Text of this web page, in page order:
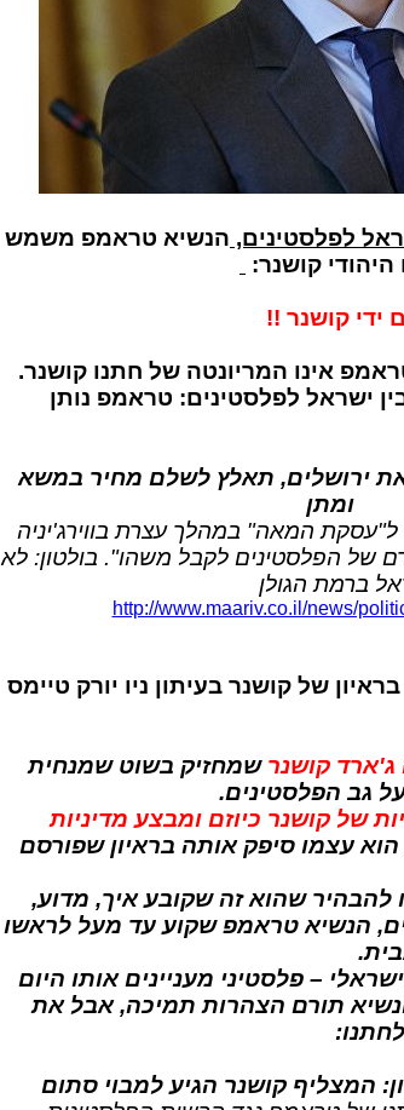
לפלסטינים, הנשיא טראמפ משמש
קושנר:
ידי קושנר !!
אינו המריונטה של חתנו קושנר.
ישראל לפלסטינים: טראמפ נותן
ירושלים, תאלץ לשלם מחיר במשא
ומתן
המאה" במהלך עצרת בווירג'יניה
של הפלסטינים לקבל משהו". בולטון: לא
ברמת הגולן
http://www.maariv.co.il/news/
של קושנר בעיתון ניו יורק טיימס
ג'ארד קושנר שמחזיק בשוט שמנחית
גב הפלסטינים.
של קושנר כיוזם ומבצע מדיניות
הוא עצמו סיפק אותה בראיון שפורסם
להבהיר שהוא זה שקובע איך, מדוע,
הנשיא טראמפ שקוע עד מעל לראשו
– פלסטיני מעניינים אותו היום
תורם הצהרות תמיכה, אבל את
המצליף קושנר הגיע למבוי סתום